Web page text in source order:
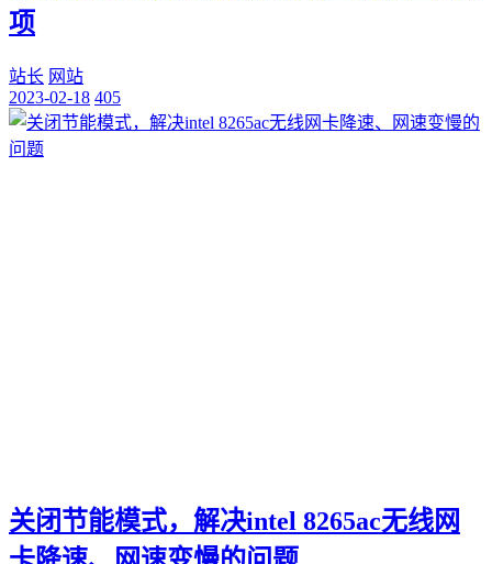
项
站长 网站
2023-02-18 405
关闭节能模式，解决intel 8265ac无线网